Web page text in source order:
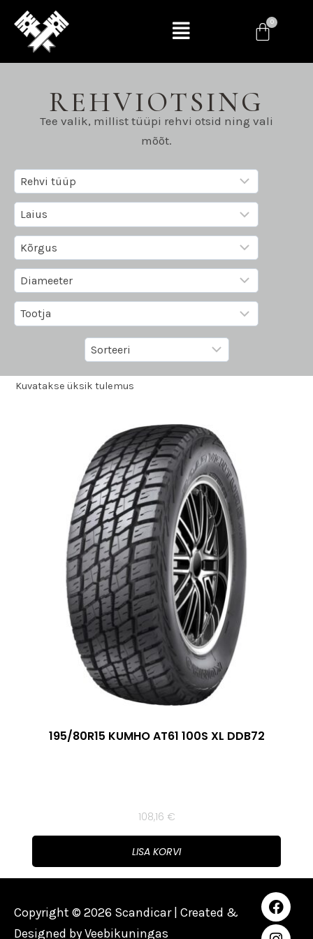
REHVIOTSING
Tee valik, millist tüüpi rehvi otsid ning vali
mõõt.
Kuvatakse üksik tulemus
195/80R15 KUMHO AT61 100S XL DDB72
108,16 €
LISA KORVI
Copyright © 2026 Scandicar | Created &
Designed byVeebikuningas